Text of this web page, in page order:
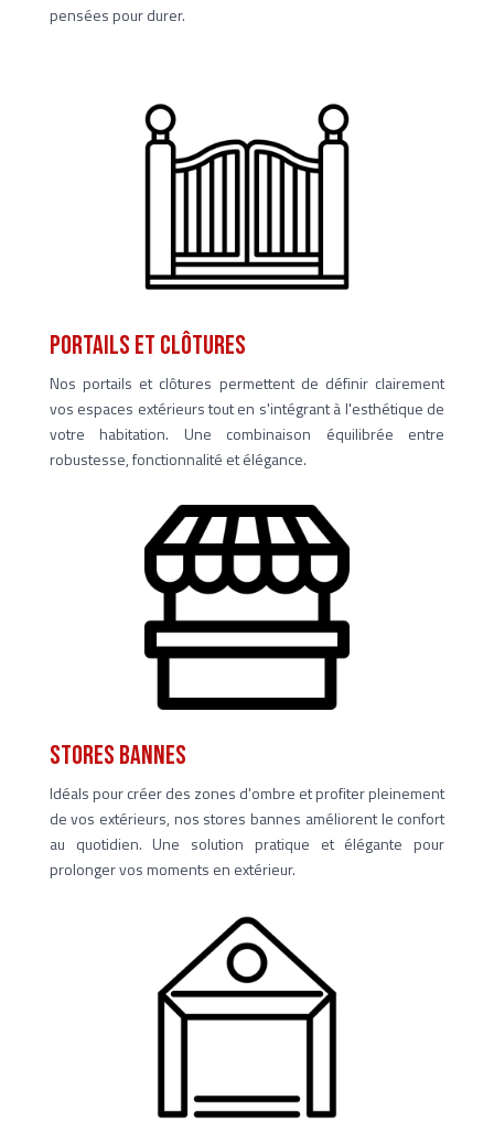
pensées pour durer.
portails et clôtures
Nos portails et clôtures permettent de définir clairement
vos espaces extérieurs tout en s'intégrant à l'esthétique de
votre habitation. Une combinaison équilibrée entre
robustesse, fonctionnalité et élégance.
stores bannes
Idéals pour créer des zones d'ombre et profiter pleinement
de vos extérieurs, nos stores bannes améliorent le confort
au quotidien. Une solution pratique et élégante pour
prolonger vos moments en extérieur.